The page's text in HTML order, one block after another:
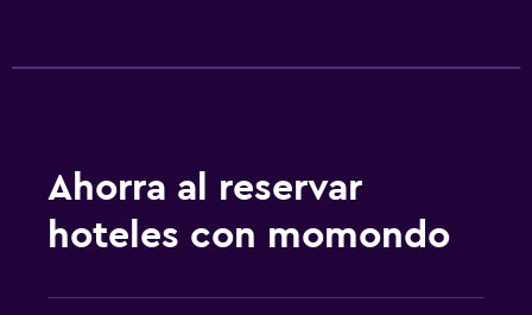
Ahorra al reservar
hoteles con momondo